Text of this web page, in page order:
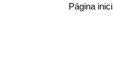
Página